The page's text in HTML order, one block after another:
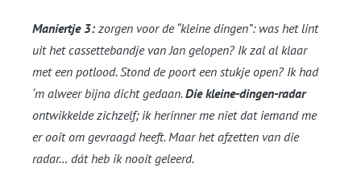
Maniertje 3: zorgen voor de “kleine dingen”: was het lint
uit het cassettebandje van Jan gelopen? Ik zal al klaar
met een potlood. Stond de poort een stukje open? Ik had
‘m alweer bijna dicht gedaan.Die kleine-dingen-radar
ontwikkelde zichzelf; ik herinner me niet dat iemand me
er ooit om gevraagd heeft. Maar het afzetten van die
radar… dát heb ik nooit geleerd.